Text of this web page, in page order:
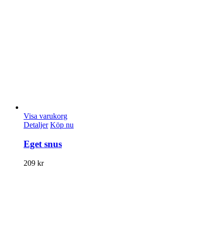
Visa varukorg
Detaljer Köp nu
Eget snus
209 kr